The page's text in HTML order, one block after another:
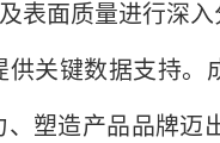
表面质量进行深
关键数据支持。
塑造产品品牌迈